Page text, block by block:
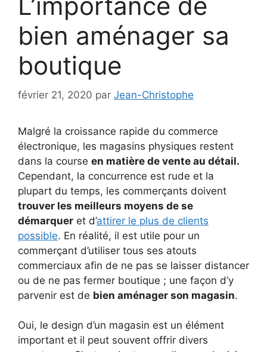
bien aménager sa
boutique
février 21, 2020 par Jean-Christophe
Malgré la croissance rapide du commerce
électronique, les magasins physiques restent
dans la course en matière de vente au détail.
Cependant, la concurrence est rude et la
plupart du temps, les commerçants doivent
trouver les meilleurs moyens de se
démarquer et d’attirer le plus de clients
possible. En réalité, il est utile pour un
commerçant d’utiliser tous ses atouts
commerciaux afin de ne pas se laisser distancer
ou de ne pas fermer boutique ; une façon d’y
parvenir est de bien aménager son magasin.
Oui, le design d’un magasin est un élément
important et il peut souvent offrir divers